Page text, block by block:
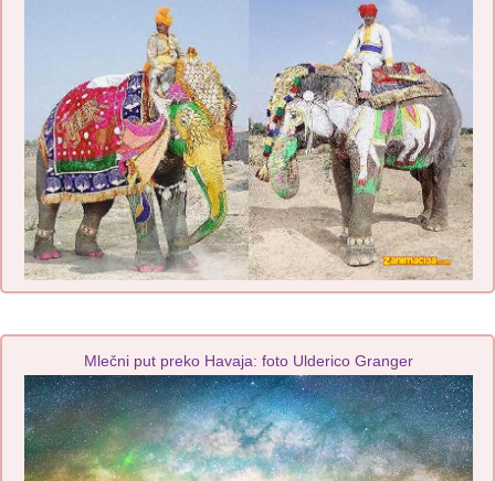
Mlečni put preko Havaja: foto Ulderico Granger